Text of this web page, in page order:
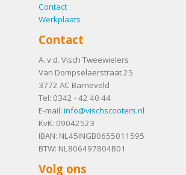
Contact
Werkplaats
Contact
A. v.d. Visch Tweewielers
Van Dompselaerstraat 25
3772 AC Barneveld
Tel: 0342 - 42 40 44
E-mail: info@vischscooters.nl
KvK: 09042523
IBAN: NL45INGB0655011595
BTW: NL806497804B01
Volg ons